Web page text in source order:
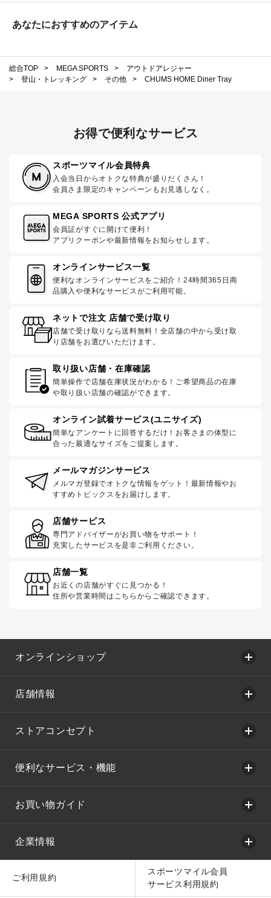
あなたにおすすめのアイテム
総合TOP > MEGA SPORTS >
アウトドアレジャー
>
登山・トレッキング > その他 > CHUMS HOME Diner Tray
お得で便利なサービス
スポーツマイル会員特典
入会当日からオトクな特典が盛りだくさん！
会員さま限定のキャンペーンもお見逃しなく。
MEGA SPORTS 公式アプリ
会員証がすぐに開けて便利！
アプリクーポンや最新情報をお知らせします。
オンラインサービス一覧
便利なオンラインサービスをご紹介！24時間365日商
品購入や便利なサービスがご利用可能。
ネットで注文 店舗で受け取り
店舗で受け取りなら送料無料！全店舗の中から受け取
り店舗をお選びいただけます。
取り扱い店舗・在庫確認
簡単操作で店舗在庫状況がわかる！ご希望商品の在庫
や取り扱い店舗の確認ができます。
オンライン試着サービス(ユニサイズ)
簡単なアンケートに回答するだけ！お客さまの体型に
合った最適なサイズをご提案します。
メールマガジンサービス
メルマガ登録でオトクな情報をゲット！最新情報やお
すすめトピックスをお届けします。
店舗サービス
専門アドバイザーがお買い物をサポート！
充実したサービスを是非ご利用ください。
店舗一覧
お近くの店舗がすぐに見つかる！
住所や営業時間はこちらからご確認できます。
オンラインショップ
店舗情報
ストアコンセプト
便利なサービス・機能
お買い物ガイド
企業情報
ご利用規約
スポーツマイル会員
サービス利用規約